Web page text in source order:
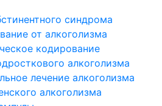
синдрома
от алкоголизма
кодирование
алкоголизма
лечение алкоголизма
алкоголизма